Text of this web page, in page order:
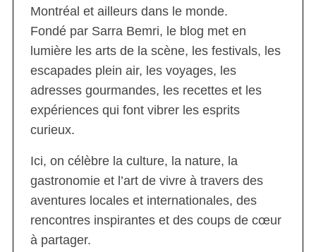
Montréal et ailleurs dans le monde.
Fondé par Sarra Bemri, le blog met en
lumière les arts de la scène, les festivals, les
escapades plein air, les voyages, les
adresses gourmandes, les recettes et les
expériences qui font vibrer les esprits
curieux.
Ici, on célèbre la culture, la nature, la
gastronomie et l’art de vivre à travers des
aventures locales et internationales, des
rencontres inspirantes et des coups de cœur
à partager.